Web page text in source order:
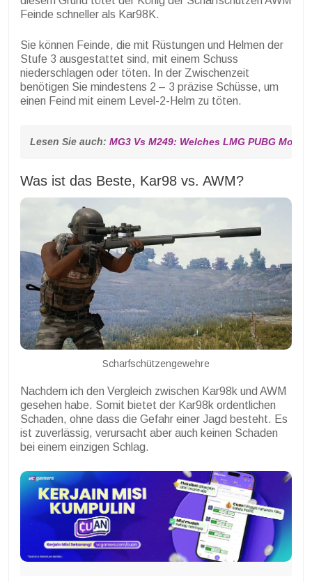
Feinde schneller als Kar98K.
Sie können Feinde, die mit Rüstungen und Helmen der
Stufe 3 ausgestattet sind, mit einem Schuss
niederschlagen oder töten. In der Zwischenzeit
benötigen Sie mindestens 2 – 3 präzise Schüsse, um
einen Feind mit einem Level-2-Helm zu töten.
Lesen Sie auch: MG3 Vs M249: Welches LMG PUBG
Was ist das Beste, Kar98 vs. AWM?
Scharfschützengewehre
Nachdem ich den Vergleich zwischen Kar98k und AWM
gesehen habe. Somit bietet der Kar98k ordentlichen
Schaden, ohne dass die Gefahr einer Jagd besteht. Es
ist zuverlässig, verursacht aber auch keinen Schaden
bei einem einzigen Schlag.